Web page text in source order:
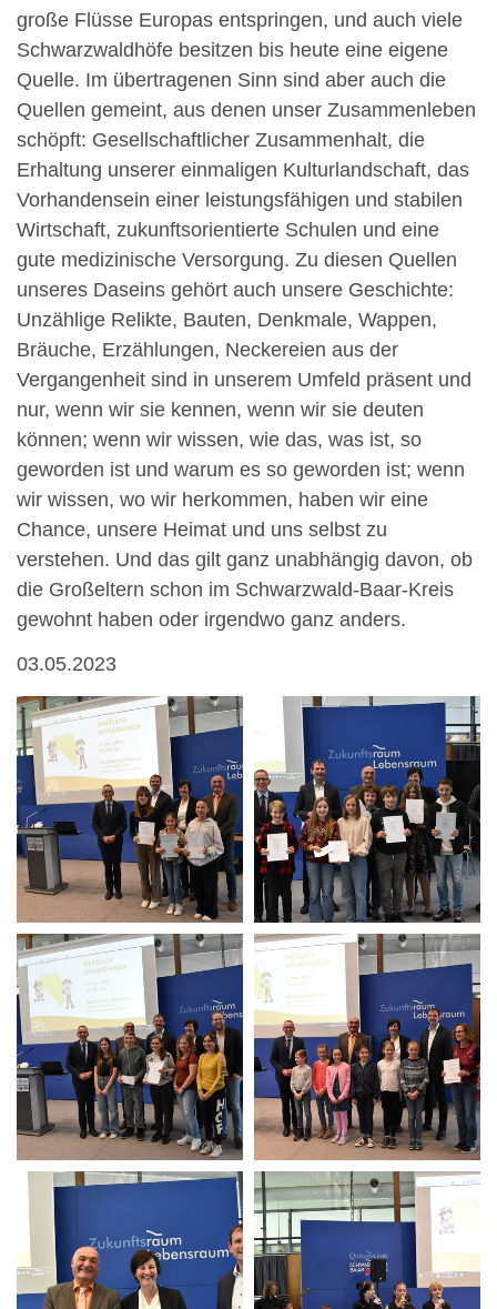
große Flüsse Europas entspringen, und auch viele
Schwarzwaldhöfe besitzen bis heute eine eigene
Quelle. Im übertragenen Sinn sind aber auch die
Quellen gemeint, aus denen unser Zusammenleben
schöpft: Gesellschaftlicher Zusammenhalt, die
Erhaltung unserer einmaligen Kulturlandschaft, das
Vorhandensein einer leistungsfähigen und stabilen
Wirtschaft, zukunftsorientierte Schulen und eine
gute medizinische Versorgung. Zu diesen Quellen
unseres Daseins gehört auch unsere Geschichte:
Unzählige Relikte, Bauten, Denkmale, Wappen,
Bräuche, Erzählungen, Neckereien aus der
Vergangenheit sind in unserem Umfeld präsent und
nur, wenn wir sie kennen, wenn wir sie deuten
können; wenn wir wissen, wie das, was ist, so
geworden ist und warum es so geworden ist; wenn
wir wissen, wo wir herkommen, haben wir eine
Chance, unsere Heimat und uns selbst zu
verstehen. Und das gilt ganz unabhängig davon, ob
die Großeltern schon im Schwarzwald-Baar-Kreis
gewohnt haben oder irgendwo ganz anders.
03.05.2023